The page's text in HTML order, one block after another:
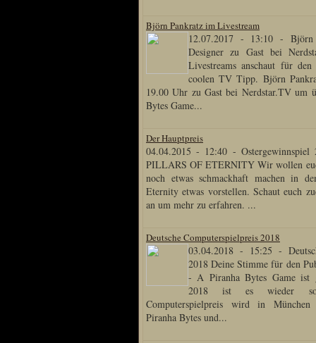
Björn Pankratz im Livestream
12.07.2017 - 13:10 -
Designer zu Gast bei
Livestreams anschaut für
coolen TV Tipp. Björn
19.00 Uhr zu Gast bei Nerdstar.TV um
Bytes Game...
Der Hauptpreis
04.04.2015 - 12:40 -
PILLARS OF ETERNITY Wir wollen
noch etwas schmackhaft machen in
Eternity etwas vorstellen. Schaut euch
an um mehr zu erfahren. ...
Deutsche Computerspielpreis 2018
03.04.2018 - 15:25 -
2018 Deine Stimme für den
- A Piranha Bytes Game
2018 ist es wieder
Computerspielpreis wird in München
Piranha Bytes und...